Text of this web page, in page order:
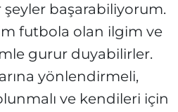
başarabiliyorum.
futbola olan ilgim ve
gurur duyabilirler.
yönlendirmeli,
ve kendileri için